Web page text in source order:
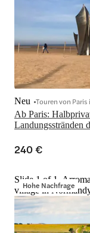
Ab Paris:
Landungsstränden
Neu Touren von
240 €
Hohe Nachfrage
Slide 1 of 1,
village in